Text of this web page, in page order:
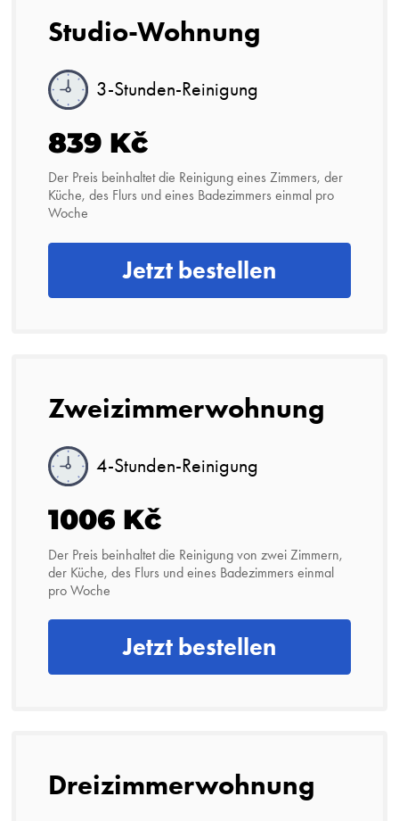
Studio-Wohnung
3-Stunden-Reinigung
839 Kč
Der Preis beinhaltet die Reinigung eines Zimmers, der
Küche, des Flurs und eines Badezimmers einmal pro
Woche
Jetzt bestellen
Zweizimmerwohnung
4-Stunden-Reinigung
1006 Kč
Der Preis beinhaltet die Reinigung von zwei Zimmern,
der Küche, des Flurs und eines Badezimmers einmal
pro Woche
Jetzt bestellen
Dreizimmerwohnung